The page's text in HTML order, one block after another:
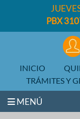
PBX
INICIO
TRÁMITES Y
MENÚ